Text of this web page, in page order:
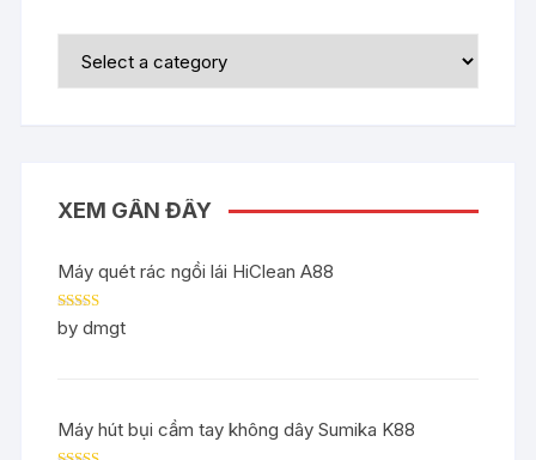
XEM GẦN ĐÂY
Máy quét rác ngồi lái HiClean A88
Rated5out
of 5
by dmgt
Máy hút bụi cầm tay không dây Sumika K88